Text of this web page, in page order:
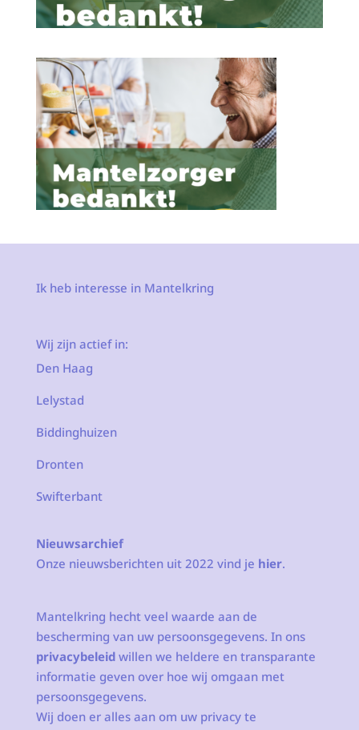
Ik heb interesse in Mantelkring
Wij zijn actief in:
Den Haag
Lelystad
Biddinghuizen
Dronten
Swifterbant
Nieuwsarchief
Onze nieuwsberichten uit 2022 vind je hier.
Mantelkring hecht veel waarde aan de
bescherming van uw persoonsgegevens. In ons
privacybeleidwillen we heldere en transparante
informatie geven over hoe wij omgaan met
persoonsgegevens.
Wij doen er alles aan om uw privacy te